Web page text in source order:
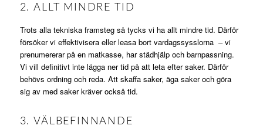
2. ALLT MINDRE TID
Trots alla tekniska framsteg så tycks vi ha allt mindre tid. Därför
försöker vi effektivisera eller leasa bort vardagssysslorna – vi
prenumererar på en matkasse, har städhjälp och barnpassning.
Vi vill definitivt inte lägga ner tid på att leta efter saker. Därför
behövs ordning och reda. Att skaffa saker, äga saker och göra
sig av med saker kräver också tid.
3. VÄLBEFINNANDE